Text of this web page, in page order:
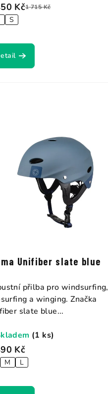
Kč1 715 Kč
S
Unifiber slate blue
Kč
M L
(1 ks)
přilba pro windsurfing,
a winging. Značka
slate blue...